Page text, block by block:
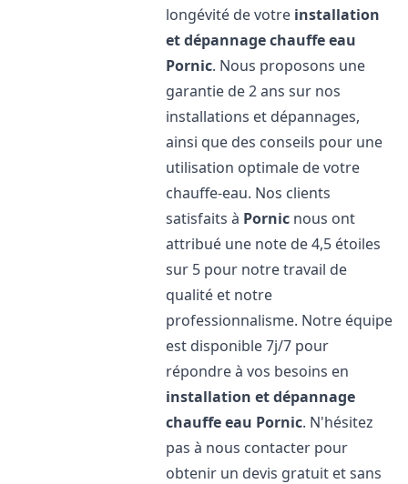
longévité de votre installation
et dépannage chauffe eau
Pornic. Nous proposons une
garantie de 2 ans sur nos
installations et dépannages,
ainsi que des conseils pour une
utilisation optimale de votre
chauffe-eau. Nos clients
satisfaits à Pornic nous ont
attribué une note de 4,5 étoiles
sur 5 pour notre travail de
qualité et notre
professionnalisme. Notre équipe
est disponible 7j/7 pour
répondre à vos besoins en
installation et dépannage
chauffe eau Pornic. N'hésitez
pas à nous contacter pour
obtenir un devis gratuit et sans